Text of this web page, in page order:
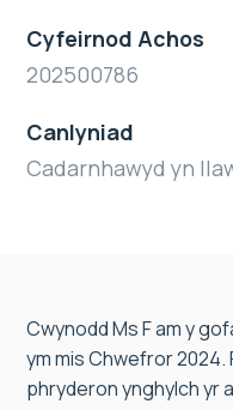
Cyfeirnod Achos
202500786
Canlyniad
Cadarnhawyd yn
Cwynodd Ms F am y
ym mis Chwefror 2024.
phryderon ynghylch yr